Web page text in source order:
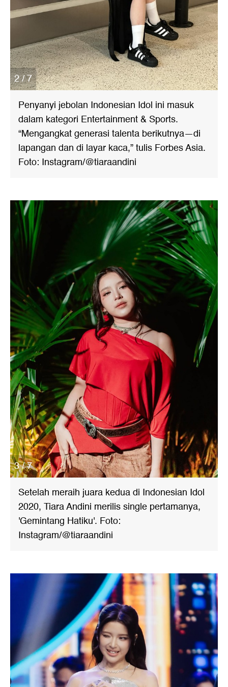
2 / 7
Penyanyi jebolan Indonesian Idol ini masuk
dalam kategori Entertainment & Sports.
“Mengangkat generasi talenta berikutnya—di
lapangan dan di layar kaca,” tulis Forbes Asia.
Foto: Instagram/@tiaraandini
3 / 7
Setelah meraih juara kedua di Indonesian Idol
2020, Tiara Andini merilis single pertamanya,
'Gemintang Hatiku'. Foto:
Instagram/@tiaraandini